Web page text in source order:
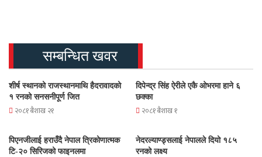
सम्बन्धित खवर
शीर्ष स्थानको राजस्थानमाथि हैदरावादको
१ रनको सनसनीपूर्ण जित
२०८१ बैशाख २१
दिपेन्द्र सिंह ऐरीले एकै ओभरमा हाने ६
छक्का
२०८१ बैशाख १
पिएनजीलाई हराउँदै नेपाल त्रिकोणात्मक
टि-२० सिरिजको फाइनलमा
नेदरल्याण्ड्सलाई नेपालले दियो १८५
रनको लक्ष्य